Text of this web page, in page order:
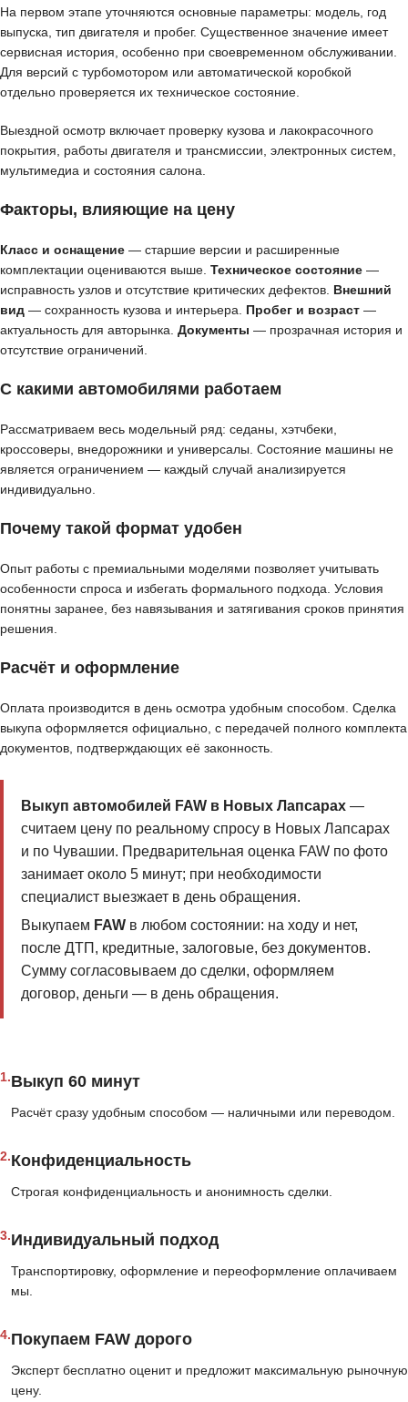
На первом этапе уточняются основные параметры: модель, год
выпуска, тип двигателя и пробег. Существенное значение имеет
сервисная история, особенно при своевременном обслуживании.
Для версий с турбомотором или автоматической коробкой
отдельно проверяется их техническое состояние.
Выездной осмотр включает проверку кузова и лакокрасочного
покрытия, работы двигателя и трансмиссии, электронных систем,
мультимедиа и состояния салона.
Факторы, влияющие на цену
Класс и оснащение — старшие версии и расширенные
комплектации оцениваются выше. Техническое состояние —
исправность узлов и отсутствие критических дефектов. Внешний
вид — сохранность кузова и интерьера. Пробег и возраст —
актуальность для авторынка. Документы — прозрачная история и
отсутствие ограничений.
С какими автомобилями работаем
Рассматриваем весь модельный ряд: седаны, хэтчбеки,
кроссоверы, внедорожники и универсалы. Состояние машины не
является ограничением — каждый случай анализируется
индивидуально.
Почему такой формат удобен
Опыт работы с премиальными моделями позволяет учитывать
особенности спроса и избегать формального подхода. Условия
понятны заранее, без навязывания и затягивания сроков принятия
решения.
Расчёт и оформление
Оплата производится в день осмотра удобным способом. Сделка
выкупа оформляется официально, с передачей полного комплекта
документов, подтверждающих её законность.
Выкуп автомобилей FAW в Новых Лапсарах—
считаем цену по реальному спросу в Новых Лапсарах
и по Чувашии. Предварительная оценка FAW по фото
занимает около 5 минут; при необходимости
специалист выезжает в день обращения.
Выкупаем FAWв любом состоянии: на ходу и нет,
после ДТП, кредитные, залоговые, без документов.
Сумму согласовываем до сделки, оформляем
договор, деньги — в день обращения.
1.Выкуп 60 минут
Расчёт сразу удобным способом — наличными или переводом.
2.Конфиденциальность
Строгая конфиденциальность и анонимность сделки.
3.Индивидуальный подход
Транспортировку, оформление и переоформление оплачиваем
мы.
4.Покупаем FAW дорого
Эксперт бесплатно оценит и предложит максимальную рыночную
цену.